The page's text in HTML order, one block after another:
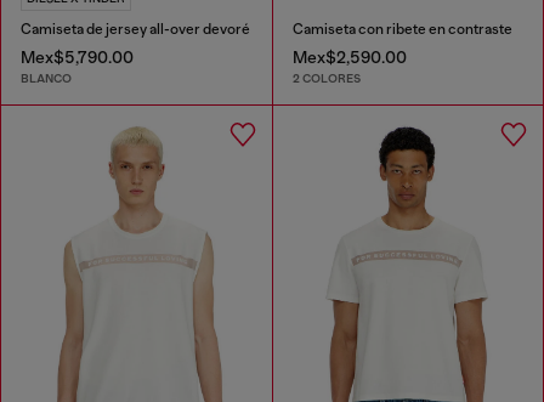
Camiseta de jersey all-over devoré
Mex$5,790.00
BLANCO
Camiseta con ribete en contraste
Mex$2,590.00
2 COLORES